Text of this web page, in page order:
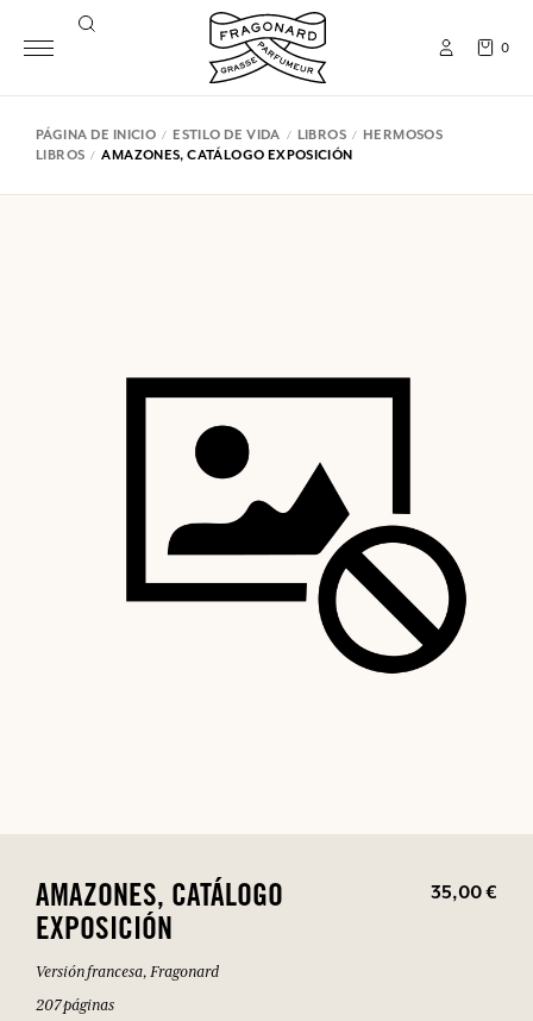
0
PÁGINA DE INICIO ESTILO DE VIDA LIBROS
HERMOSOS
LIBROS
AMAZONES, CATÁLOGO EXPOSICIÓN
AMAZONES, CATÁLOGO
EXPOSICIÓN
35,00 €
Versión francesa, Fragonard
207 páginas